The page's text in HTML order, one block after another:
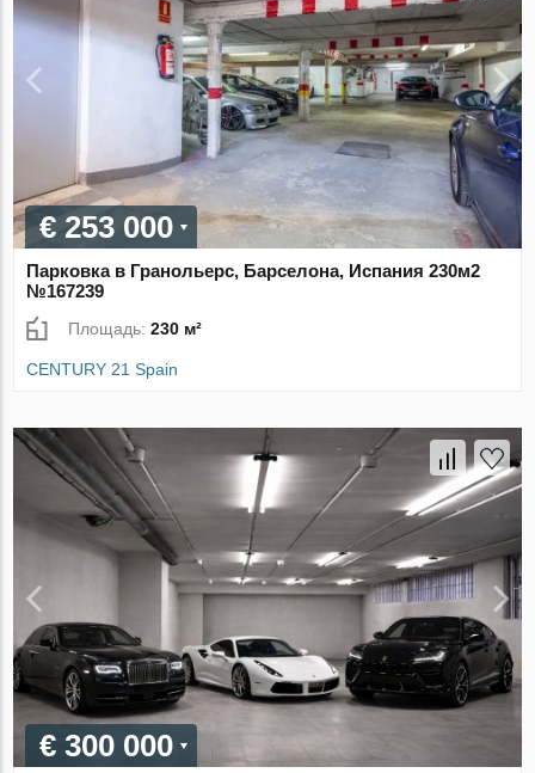
€ 253 000
Парковка в Гранольерс, Барселона, Испания 230м2
№167239
Площадь:230 м²
CENTURY 21 Spain
€ 300 000